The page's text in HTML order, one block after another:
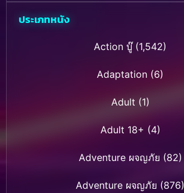
ประเภทหนัง
Action บู๊(1,542)
Adaptation (6)
Adult (1)
Adult 18+ (4)
Adventure ผจญภัย (82)
Adventure ผจญภัย (876)